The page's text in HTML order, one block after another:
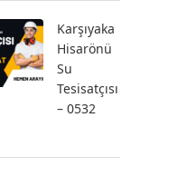
Karşıyaka
Hisarönü
Su
Tesisatçısı
– 0532